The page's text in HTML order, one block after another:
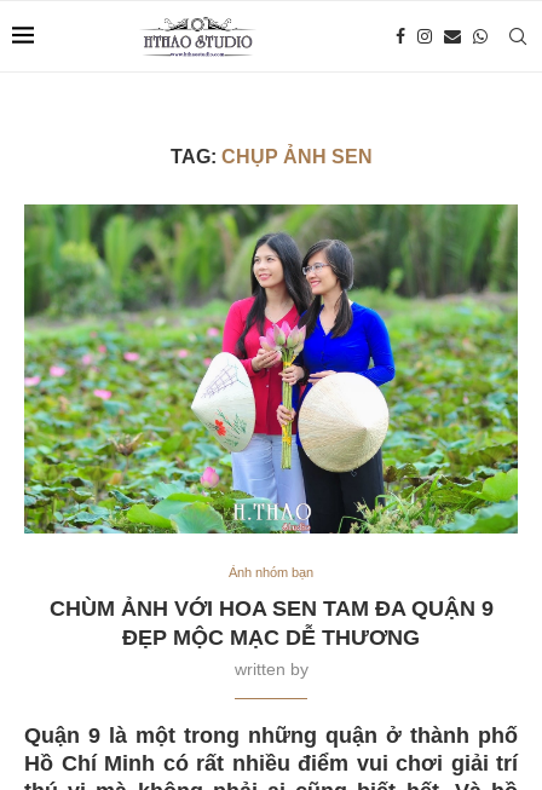
TAG: CHỤP ẢNH SEN
Ảnh nhóm bạn
CHÙM ẢNH VỚI HOA SEN TAM ĐA QUẬN 9
ĐẸP MỘC MẠC DỄ THƯƠNG
written by
Quận 9 là một trong những quận ở thành phố
Hồ Chí Minh có rất nhiều điểm vui chơi giải trí